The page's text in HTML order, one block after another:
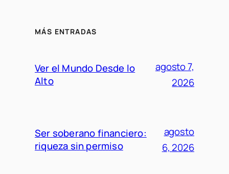
MÁS ENTRADAS
Ver el Mundo Desde lo
Alto
agosto 7,
2026
Ser soberano financiero:
riqueza sin permiso
agosto
6, 2026